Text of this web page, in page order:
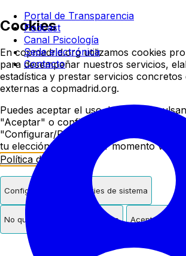
Cookies
En copmadrid.org utilizamos cookies
para desempeñar nuestros servicios,
estadística y prestar servicios concretos
externas a copmadrid.org.
Puedes aceptar el uso de cookies
"Aceptar" o configurar/rechazar su uso
"Configurar/Rechazar". Podrás cambiar
tu elección en cualquier momento
Política de Cookies
Configurar Solo cookies de sistema
No quiero cookies de terceros Aceptar
Colegio oficial de
Portal de Transparencia
Podcast
Canal Psicología
Sede electrónica
Contacto